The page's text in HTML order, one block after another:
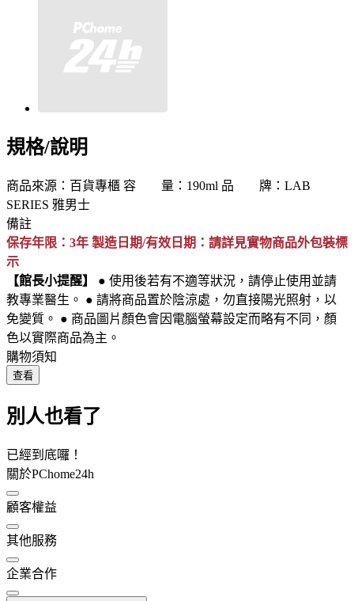
規格/說明
商品來源：百貨專櫃 容 量：190ml 品 牌：LAB
SERIES 雅男士
備註
保存年限：3年 製造日期/有效日期：請詳見實物商品外包裝標
示
【館長小提醒】
● 使用後若有不適等狀況，請停止使用並請
教專業醫生。 ● 請將商品置於陰涼處，勿直接陽光照射，以
免變質。 ● 商品圖片顏色會因電腦螢幕設定而略有不同，顏
色以實際商品為主。
購物須知
查看
別人也看了
已經到底囉！
關於PChome24h
顧客權益
其他服務
企業合作